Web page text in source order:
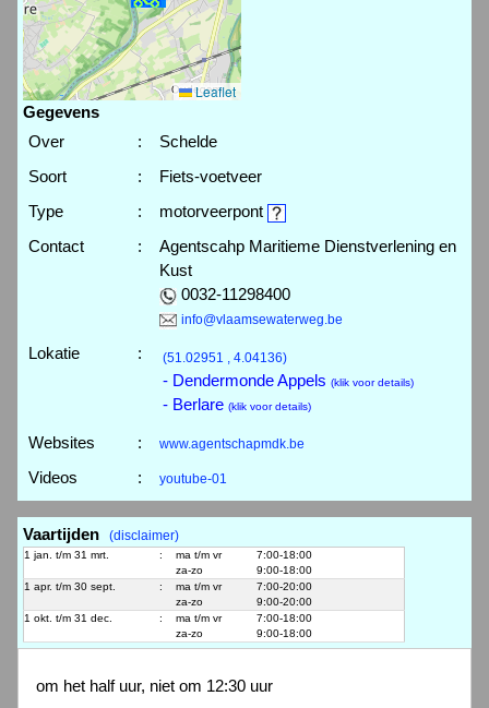
Leaflet
Gegevens
Over
:
Schelde
Soort
:
Fiets-voetveer
Type
:
motorveerpont
Contact
:
Agentscahp Maritieme Dienstverlening en
Kust
0032-11298400
info@vlaamsewaterweg.be
Lokatie : (51.02951 , 4.04136)
- Dendermonde Appels (klik voor details)
- Berlare (klik voor details)
Websites : www.agentschapmdk.be
Videos : youtube-01
Vaartijden (disclaimer)
1 jan. t/m 31 mrt. :
ma t/m vr
za-zo
7:00-18:00
9:00-18:00
1 apr. t/m 30 sept.
:
ma t/m vr
za-zo
7:00-20:00
9:00-20:00
1 okt. t/m 31 dec.
:
ma t/m vr
za-zo
7:00-18:00
9:00-18:00
om het half uur, niet om 12:30 uur